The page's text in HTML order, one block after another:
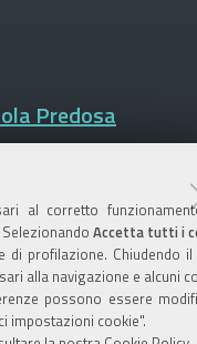
al corretto
Accetta tutti i
di profilazione. Chiudendo
alla navigazione e alcuni
possono essere
impostazioni cookie".
Predosa